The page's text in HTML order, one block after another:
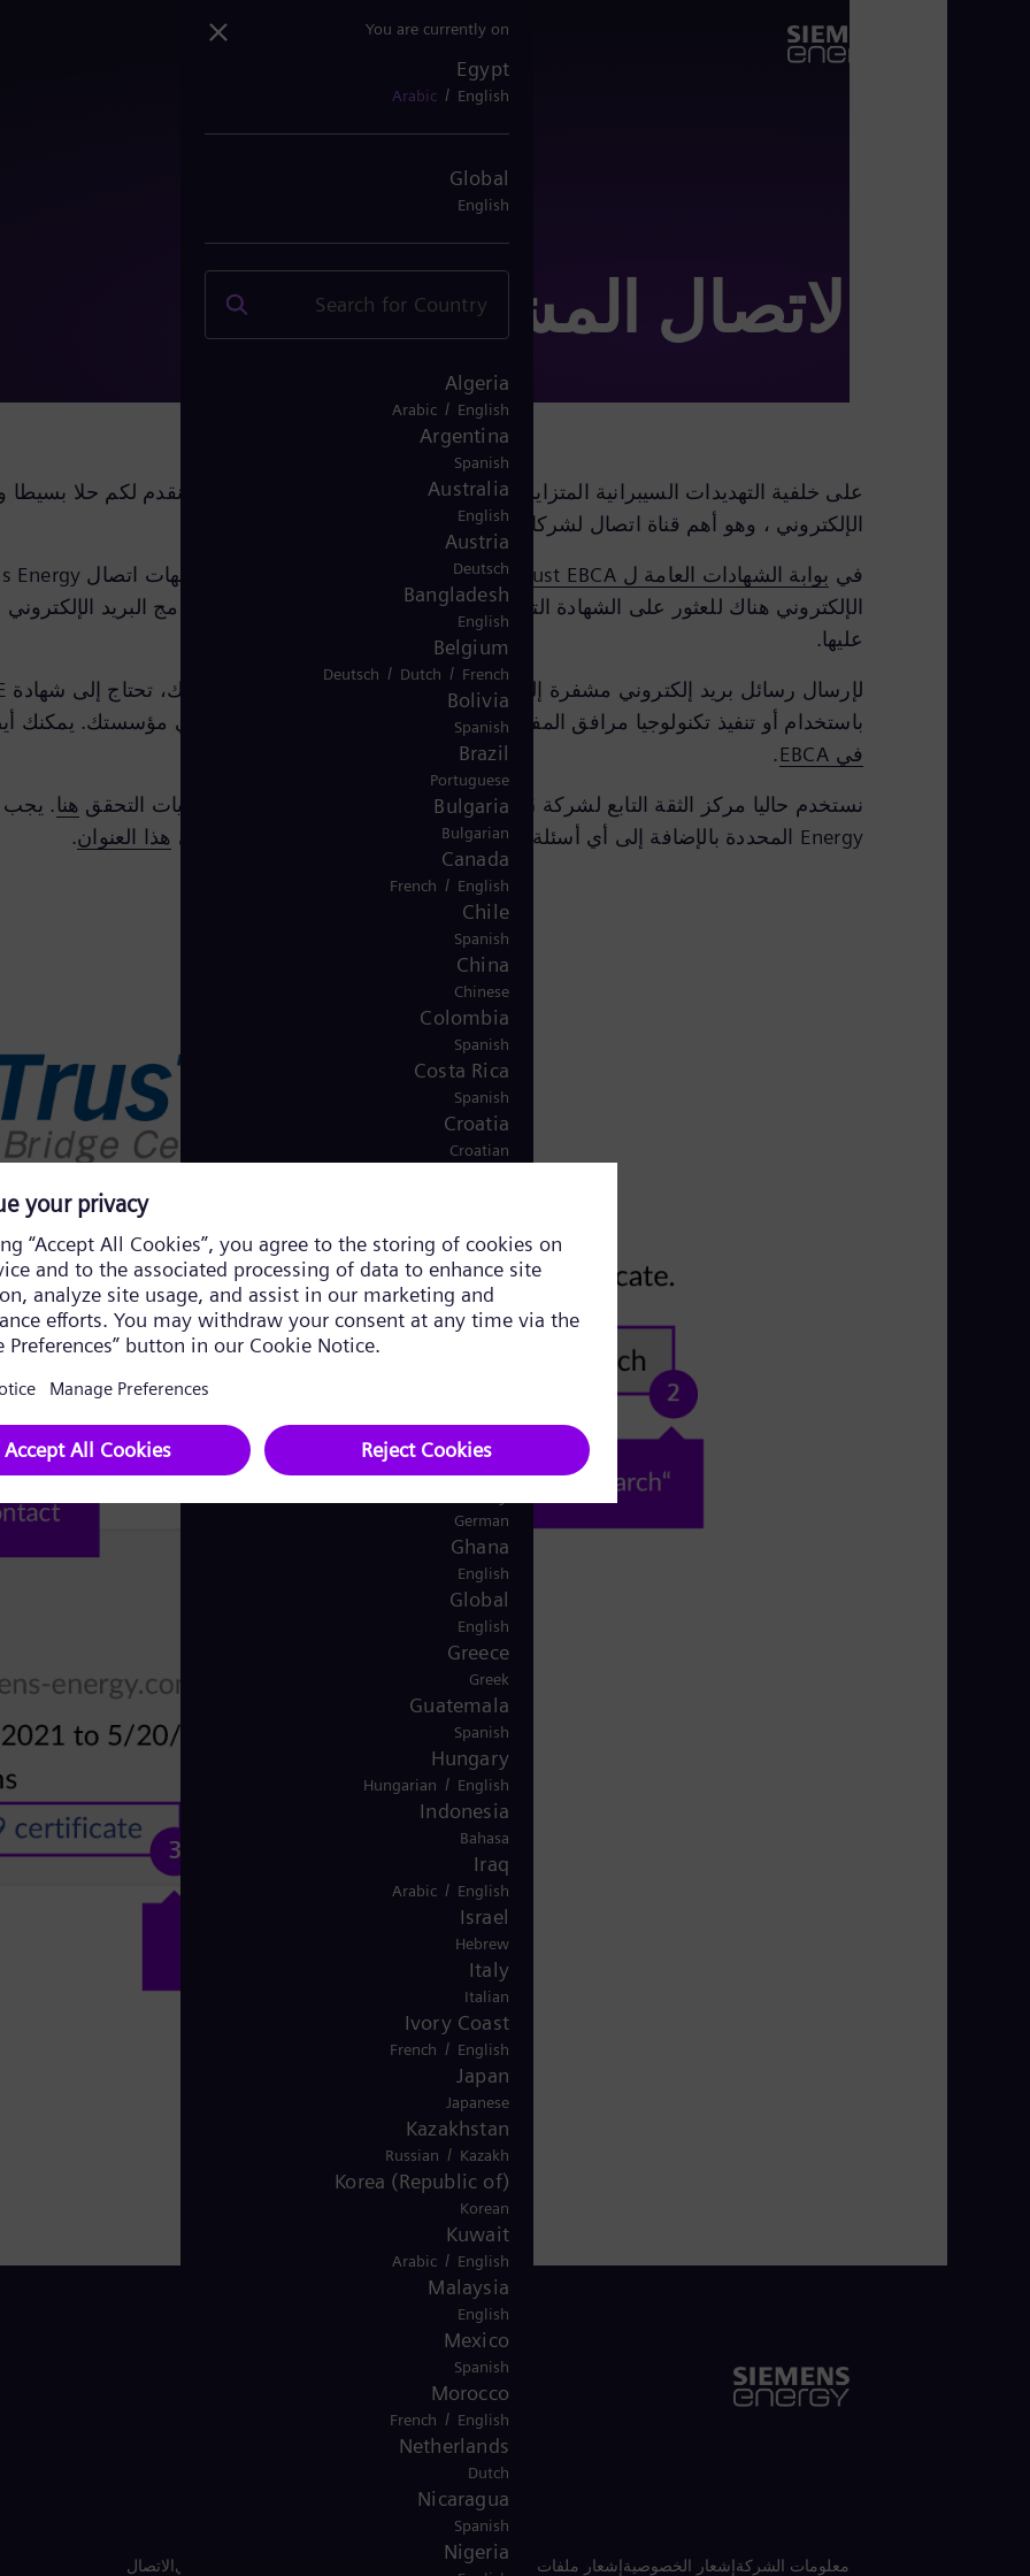
الاتصال المشفر
على خلفية التهديدات السيبرانية المتزايدة باستمرار والتجسس الصناعي ، نود أن نقدم لكم حلا
الإلكتروني ، وهو أهم قناة اتصال لشركائنا ولنا.
في بوابة الشهادات العامة ل TeleTrust EBCA
الإلكتروني هناك للعثور على الشهادة التي تحتاجها للتشفير وتنزيلها. في معظم برامج البريد
عليها.
باستخدام أو تنفيذ تكنولوجيا مرافق المفاتيح العمومية مع جهات الاتصال التقنية في مؤسستك. يمكنك
في EBCA
.
نستخدم حاليا مركز الثقة التابع لشركة Siemens AG. يمكن العثور على جميع عمليات التحقق هنا
Energy المحددة بالإضافة إلى أي أسئلة تتعلق بالسياسة عبر البريد الإلكتروني إلى
هذا العنوان.
Egypt
You are currently on
Egypt
English
/
Arabic
Global
English
Algeria
English
/
Arabic
Argentina
Spanish
Australia
English
Austria
Deutsch
Bangladesh
English
Belgium
French
/
Dutch
/
Deutsch
Bolivia
Spanish
Brazil
Portuguese
Bulgaria
Bulgarian
Canada
English
/
French
Chile
Spanish
China
Chinese
Colombia
Spanish
Costa Rica
Spanish
Croatia
Croatian
Danish
Dominican Republic
Spanish
Egypt
France
German
Ghana
English
Global
English
Greece
Greek
Guatemala
Spanish
Hungary
English
/
Hungarian
Indonesia
Bahasa
Iraq
English
/
Arabic
Israel
Hebrew
Italy
Italian
Ivory Coast
English
/
French
Japan
Japanese
Kazakhstan
Kazakh
/
Russian
Korea (Republic of)
Korean
Kuwait
English
/
Arabic
Malaysia
English
Mexico
Spanish
Morocco
English
/
French
Netherlands
Dutch
Nicaragua
Spanish
Nigeria
معلومات الشركة إشعار الخصوصية إشعار ملفات تعريف الارتباط إشعار قانوني أمريكي الاتصال